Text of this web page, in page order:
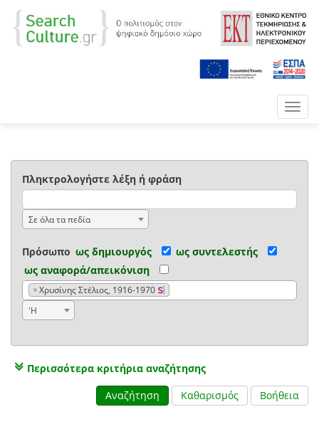
Πληκτρολογήστε λέξη ή φράση
Σε όλα τα πεδία
Πρόσωπο ως δημιουργός
ως συντελεστής
ως αναφορά/απεικόνιση
×Χρυσίνης Στέλιος, 1916-1970
'Η
Περισσότερα κριτήρια αναζήτησης
Αναζήτηση
Καθαρισμός Βοήθεια